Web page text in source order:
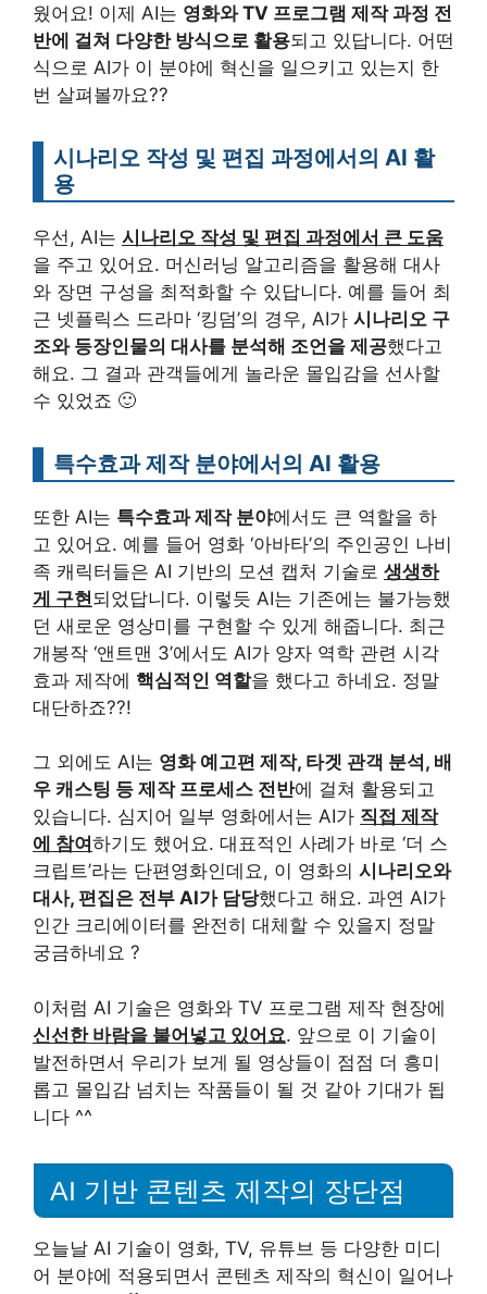
웠어요! 이제 AI는 영화와 TV 프로그램 제작 과정 전
반에 걸쳐 다양한 방식으로 활용되고 있답니다. 어떤
식으로 AI가 이 분야에 혁신을 일으키고 있는지 한
번 살펴볼까요??
시나리오 작성 및 편집 과정에서의 AI 활
용
우선, AI는 시나리오 작성 및 편집 과정에서 큰 도움
을 주고 있어요. 머신러닝 알고리즘을 활용해 대사
와 장면 구성을 최적화할 수 있답니다. 예를 들어 최
근 넷플릭스 드라마 ‘킹덤’의 경우, AI가 시나리오 구
조와 등장인물의 대사를 분석해 조언을 제공했다고
해요. 그 결과 관객들에게 놀라운 몰입감을 선사할
수 있었죠 🙂
특수효과 제작 분야에서의 AI 활용
또한 AI는 특수효과 제작 분야에서도 큰 역할을 하
고 있어요. 예를 들어 영화 ‘아바타’의 주인공인 나비
족 캐릭터들은 AI 기반의 모션 캡처 기술로 생생하
게 구현되었답니다. 이렇듯 AI는 기존에는 불가능했
던 새로운 영상미를 구현할 수 있게 해줍니다. 최근
개봉작 ‘앤트맨 3’에서도 AI가 양자 역학 관련 시각
효과 제작에 핵심적인 역할을 했다고 하네요. 정말
대단하죠??!
그 외에도 AI는 영화 예고편 제작, 타겟 관객 분석, 배
우 캐스팅 등 제작 프로세스 전반에 걸쳐 활용되고
있습니다. 심지어 일부 영화에서는 AI가 직접 제작
에 참여 하기도 했어요. 대표적인 사례가 바로 ‘더 스
크립트’라는 단편영화인데요, 이 영화의 시나리오와
대사, 편집은 전부 AI가 담당했다고 해요. 과연 AI가
인간 크리에이터를 완전히 대체할 수 있을지 정말
궁금하네요 ?
이처럼 AI 기술은 영화와 TV 프로그램 제작 현장에
신선한 바람을 불어넣고 있어요. 앞으로 이 기술이
발전하면서 우리가 보게 될 영상들이 점점 더 흥미
롭고 몰입감 넘치는 작품들이 될 것 같아 기대가 됩
니다 ^^
AI 기반 콘텐츠 제작의 장단점
오늘날 AI 기술이 영화, TV, 유튜브 등 다양한 미디
어 분야에 적용되면서 콘텐츠 제작의 혁신이 일어나